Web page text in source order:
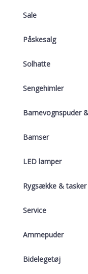
Sale
Påskesalg
Solhatte
Sengehimler
Barnevognspuder
Bamser
LED lamper
Rygsække & tasker
Service
Ammepuder
Bidelegetøj